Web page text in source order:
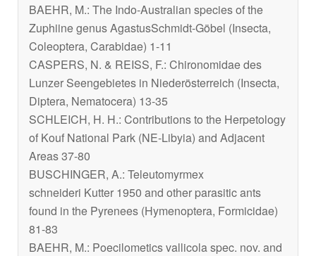
BAEHR, M.: The Indo-Australian species of the
Zuphiine genusAgastusSchmidt-Göbel (Insecta,
Coleoptera, Carabidae) 1-11
CASPERS, N. & REISS, F.: Chironomidae des
Lunzer Seengebietes in Niederösterreich (Insecta,
Diptera, Nematocera) 13-35
SCHLEICH, H. H.: Contributions to the Herpetology
of Kouf National Park (NE-Libyia) and Adjacent
Areas 37-80
BUSCHINGER, A.: Teleutomyrmex
schneideri Kutter 1950 and other parasitic ants
found in the Pyrenees (Hymenoptera, Formicidae)
81-83
BAEHR, M.: Poecilometics vallicolaspec. nov. and